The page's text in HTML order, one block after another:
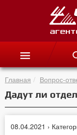
Главная Вопрос-
Дадут ли
08.04.2021 ›